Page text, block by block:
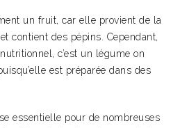
un fruit, car elle provient de la
contient des pépins. Cependant,
c’est un légume on
est préparée dans des
essentielle pour de nombreuses